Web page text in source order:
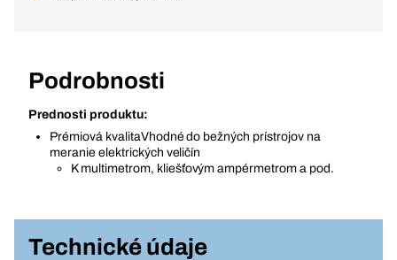
Podrobnosti
Prednosti produktu:
Prémiová kvalitaVhodné do bežných prístrojov na
meranie elektrických veličín
K multimetrom, kliešťovým ampérmetrom a pod.
Technické údaje